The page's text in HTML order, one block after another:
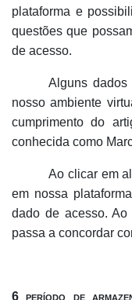
plataforma e
questões que
de acesso.
Alguns
nosso ambiente
cumprimento do
conhecida como
Ao clicar em
em nossa
dado de acesso. Ao
passa a concordar
6 período de